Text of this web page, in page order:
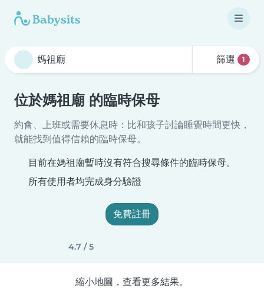
篩選 1
位於媽祖廟 的臨時保母
約會、上班或需要休息時：比和孩子討論睡覺時間更快，
就能找到值得信賴的臨時保母。
目前在媽祖廟暫時沒有符合搜尋條件的臨時保母。
所有使用者均完成身分驗證
免費註冊
4.7 / 5
縮小地圖，查看更多結果。